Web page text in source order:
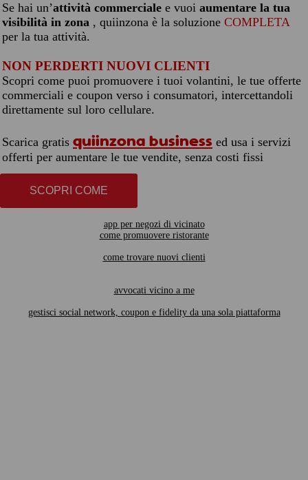
Se hai un’attività commerciale e vuoi aumentare la tua
visibilità in zona , quiinzona è la soluzione COMPLETA
per la tua attività.
NON PERDERTI NUOVI CLIENTI
Scopri come puoi promuovere i tuoi volantini, le tue offerte
commerciali e coupon verso i consumatori, intercettandoli
direttamente sul loro cellulare.
Scarica gratis quiinzona business ed usa i servizi
offerti per aumentare le tue vendite, senza costi fissi
SCOPRI COME
app per negozi di vicinato
come promuovere ristorante
come trovare nuovi clienti
avvocati vicino a me
gestisci social network, coupon e fidelity da una sola piattaforma